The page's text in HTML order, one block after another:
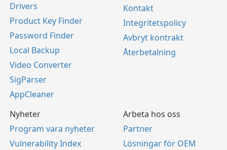
Drivers
Product Key Finder
Password Finder
Local Backup
Video Converter
SigParser
AppCleaner
Kontakt
Integritetspolicy
Avbryt kontrakt
Återbetalning
Nyheter
Program vara nyheter
Vulnerability Index
Arbeta hos oss
Partner
Lösningar för OEM